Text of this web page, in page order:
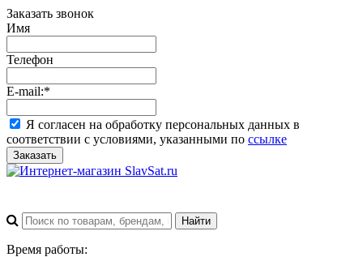
Заказать звонок
Имя
Телефон
E-mail:*
Я согласен на обработку персональных данных в
соответствии с условиями, указанными по ссылке
Заказать
Время работы: